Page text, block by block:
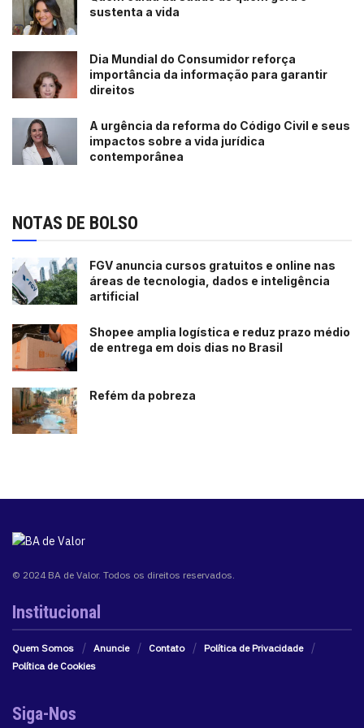
sustenta a vida
Dia Mundial do Consumidor reforça
importância da informação para garantir
direitos
A urgência da reforma do Código Civil e seus
impactos sobre a vida jurídica
contemporânea
NOTAS DE BOLSO
FGV anuncia cursos gratuitos e online nas
áreas de tecnologia, dados e inteligência
artificial
Shopee amplia logística e reduz prazo médio
de entrega em dois dias no Brasil
Refém da pobreza
© 2024 BA de Valor. Todos os direitos reservados.
Institucional
Quem Somos Anuncie Contato
Política de Privacidade
Política de Cookies
Siga-Nos